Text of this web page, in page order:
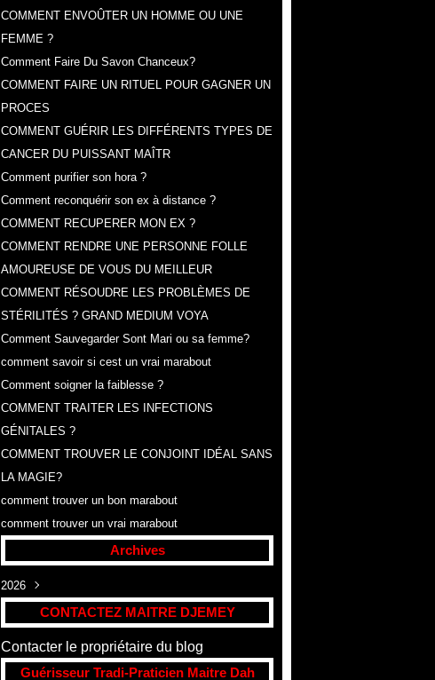
COMMENT ENVOÛTER UN HOMME OU UNE
FEMME ?
Comment Faire Du Savon Chanceux?
COMMENT FAIRE UN RITUEL POUR GAGNER UN
PROCES
​COMMENT GUÉRIR LES DIFFÉRENTS TYPES DE
CANCER DU PUISSANT MAÎTR
Comment purifier son hora ?
Comment reconquérir son ex à distance ?
COMMENT RECUPERER MON EX ?
COMMENT RENDRE UNE PERSONNE FOLLE
AMOUREUSE DE VOUS DU MEILLEUR
COMMENT RÉSOUDRE LES PROBLÈMES DE
STÉRILITÉS ? GRAND MEDIUM VOYA
Comment Sauvegarder Sont Mari ou sa femme?
comment savoir si cest un vrai marabout
Comment soigner la faiblesse ?
COMMENT TRAITER LES INFECTIONS
GÉNITALES ?
COMMENT TROUVER LE CONJOINT IDÉAL SANS
LA MAGIE?
comment trouver un bon marabout
comment trouver un vrai marabout
Archives
2026
Août(307)
CONTACTEZ MAITRE DJEMEY
Contacter le propriétaire du blog
Guérisseur Tradi-Praticien Maitre Dah